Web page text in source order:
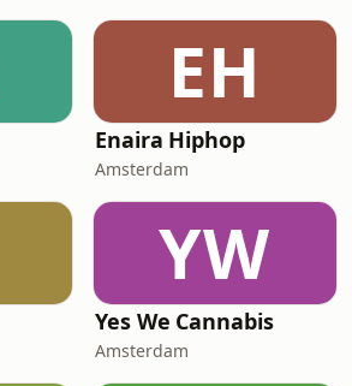
EH
Enaira Hiphop
Amsterdam
YW
Yes We Cannabis
Amsterdam